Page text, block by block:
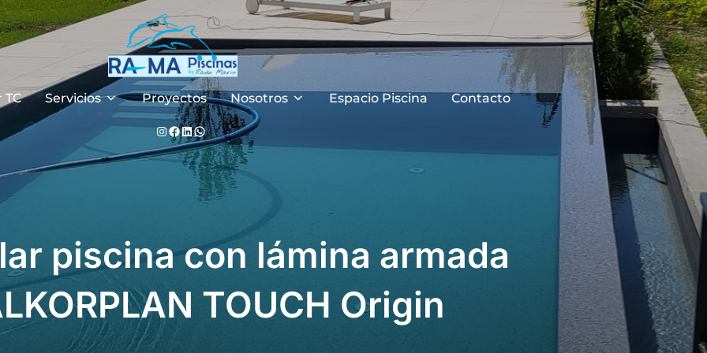
TC Servicios Proyectos Nosotros Espacio Piscina Contacto
Instagram
Facebook
LinkedIn
WhatsApp
piscina con lámina armada
TOUCH Origin